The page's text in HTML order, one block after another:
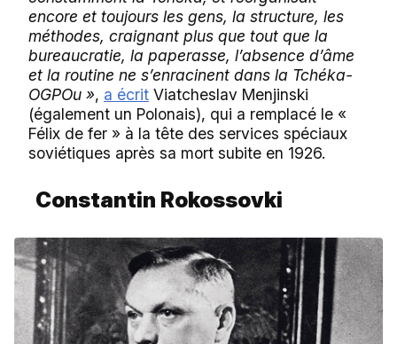
encore et toujours les gens, la structure, les
méthodes, craignant plus que tout que la
bureaucratie, la paperasse, l’absence d’âme
et la routine ne s’enracinent dans la Tchéka-
OGPOu », a écrit Viatcheslav Menjinski
(également un Polonais), qui a remplacé le «
Félix de fer » à la tête des services spéciaux
soviétiques après sa mort subite en 1926.
Constantin Rokossovki